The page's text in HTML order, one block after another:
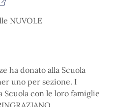
ha donato alla Scuola
uno per sezione. I
Scuola con le loro famiglie